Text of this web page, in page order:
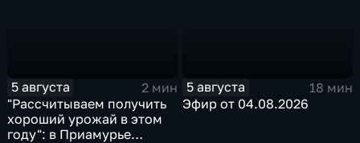
5 августа
2 мин
"Рассчитываем получить
хороший урожай в этом
году": в Приамурье
5 августа
18 мин
Эфир от 04.08.2026